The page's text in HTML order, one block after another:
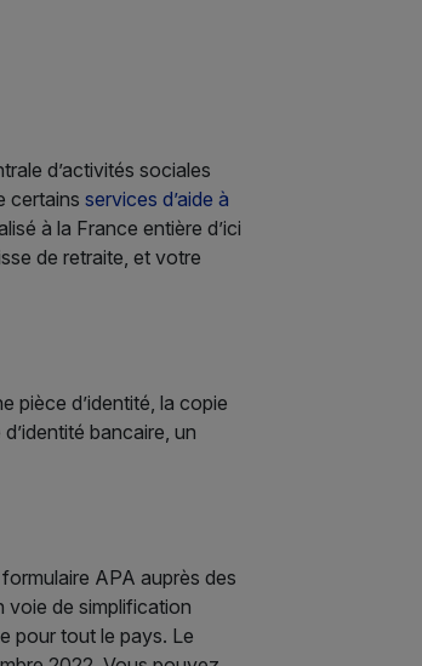
d’activités sociales
certains services d’aide à
à la France entière d’ici
de retraite, et votre
pièce d’identité, la copie
bancaire, un
APA auprès des
voie de simplification
pour tout le pays. Le